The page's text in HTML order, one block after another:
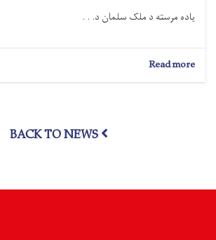
یاده مرسته د ملک سلمان د. . .
Read more
نورستان؛
۳۵
BACK TO NEWS